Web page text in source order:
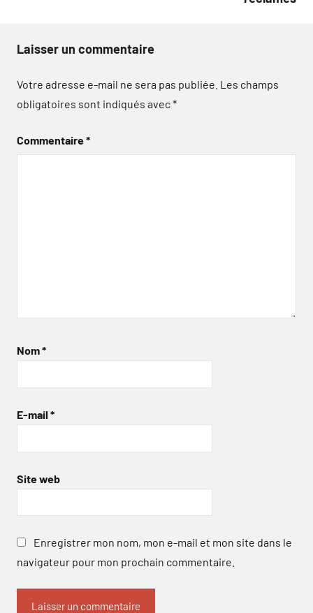
Laisser un commentaire
Votre adresse e-mail ne sera pas publiée. Les champs
obligatoires sont indiqués avec*
Commentaire*
Nom*
E-mail *
Site web
Enregistrer mon nom, mon e-mail et mon site dans le
navigateur pour mon prochain commentaire.